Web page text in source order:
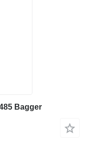
Bagger